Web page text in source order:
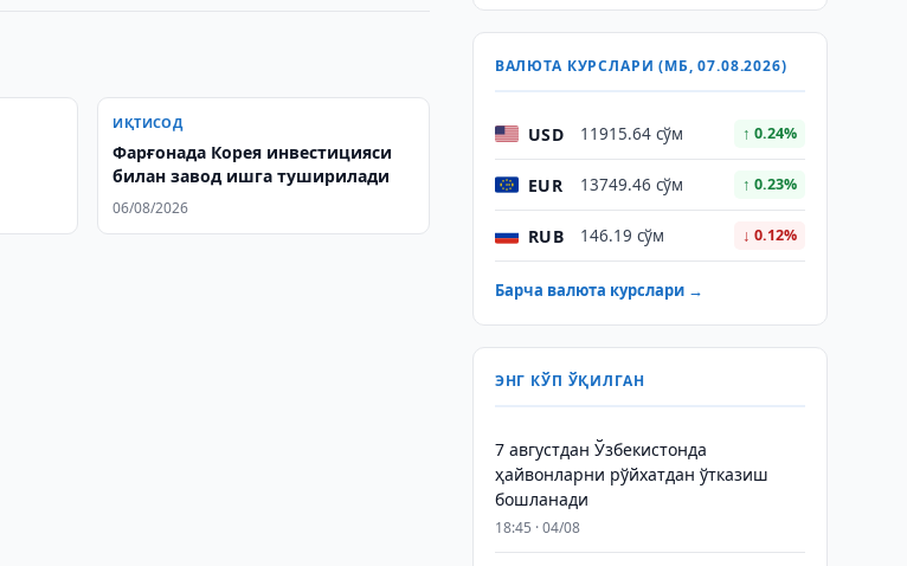
ИҚТИСОД
Фарғонада Корея инвестицияси
билан завод ишга туширилади
06/08/2026
ВАЛЮТА КУРСЛАРИ (МБ, 07.08.2026)
USD 11915.64 сўм ↑ 0.24%
EUR 13749.46 сўм ↑ 0.23%
RUB 146.19 сўм ↓ 0.12%
Барча валюта курслари →
ЭНГ КЎП ЎҚИЛГАН
7 августдан Ўзбекистонда
ҳайвонларни рўйхатдан ўтказиш
бошланади
18:45 · 04/08